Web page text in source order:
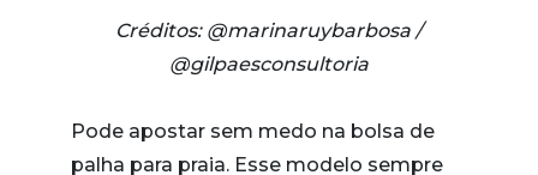
Créditos: @marinaruybarbosa /
@gilpaesconsultoria
Pode apostar sem medo na bolsa de
palha para praia. Esse modelo sempre